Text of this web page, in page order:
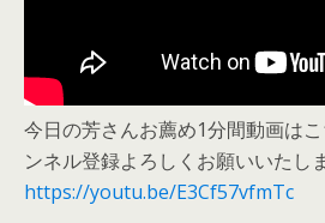
今日の芳さんお薦め1分間動画は
ンネル登録よろしくお願いいたしま
https://youtu.be/E3Cf57vfmTc